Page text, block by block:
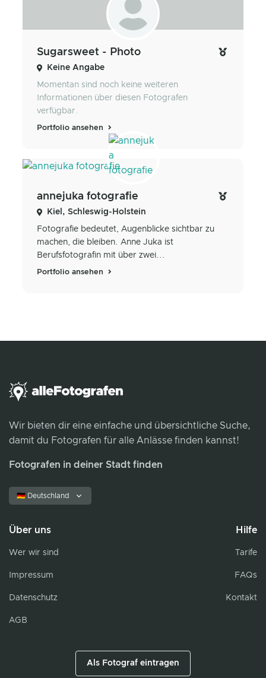
Sugarsweet - Photo
Keine Angabe
Momentan sind noch keine weiteren
Informationen über diesen Fotografen
verfügbar.
Portfolio ansehen
annejuka fotografie
Kiel, Schleswig-Holstein
Fotografie bedeutet, Augenblicke sichtbar zu
machen, die bleiben. Anne Juka ist
Berufsfotografin mit über zwei...
Portfolio ansehen
Wir bieten dir eine einfache und übersichtliche Suche,
damit du Fotografen für alle Anlässe finden kannst!
Fotografen in deiner Stadt finden
🇩🇪 Deutschland
Über uns
Wer wir sind
Impressum
Datenschutz
AGB
Hilfe
Tarife
FAQs
Kontakt
Als Fotograf eintragen